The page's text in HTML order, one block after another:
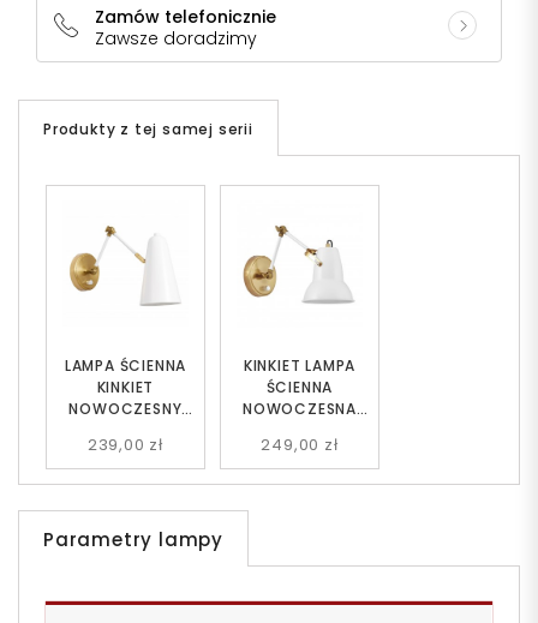
Zamów telefonicznie
Zawsze doradzimy
Produkty z tej samej serii
KINKIET LAMPA
ŚCIENNA
NOWOCZESNA
249,00 zł
LAMPA ŚCIENNA
KINKIET
NOWOCZESNY
239,00 zł
Parametry lampy